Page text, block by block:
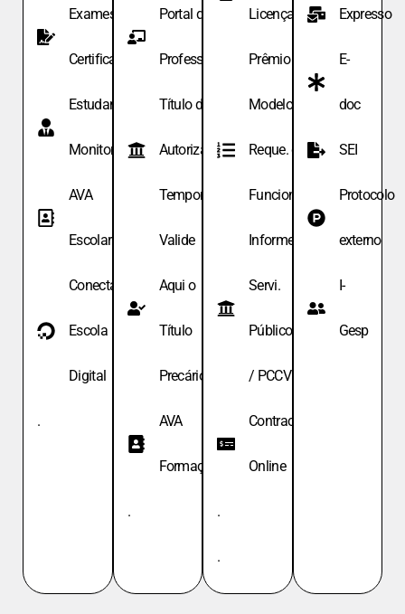
Exames de
Certificação
Estudante
Monitor
AVA
Escolar
Conecta
Escola
Digital
.
Portal do
Professor
Título de
Autoriza.
Temporária
Valide
Aqui o
Título
Precário
AVA
Formação
.
Licença
Prêmio
Modelo de
Reque. de
Funcionário
Informe
Servi.
Públicos
/ PCCV
Contracheque
Online
.
.
Expresso
E-
doc
SEI
Protocolo
externo
I-
Gesp